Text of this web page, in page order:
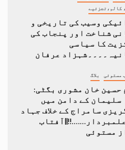
کالم،تجزئیے
وسیب کی تاریخی و
شناخت اور پنجاب کی
کا سیاسی
عرفان
مستوئی بلاگ
حسین خان مشوری بگٹی:
سلیمان کے دامن میں
سامراج کے خلاف جہاد
مستوئی